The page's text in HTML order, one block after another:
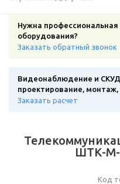
Нужна
оборудования?
Заказать обратный звонок
Видеонаблюдение и
проектирование,
Заказать расчет
ШТК-М-
Код